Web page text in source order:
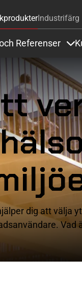
Industrifärg
Referenser
dig att välja
Vad